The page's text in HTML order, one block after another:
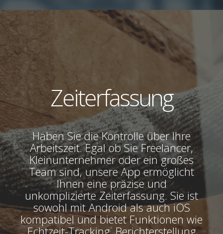
Zeiterfassung
Haben Sie die Kontrolle über Ihre
Arbeitszeit. Egal ob Sie Freelancer,
Kleinunternehmer oder ein großes
Team sind, unsere App ermöglicht
Ihnen eine präzise und
unkomplizierte Zeiterfassung. Sie ist
sowohl mit Android als auch iOS
kompatibel und bietet Funktionen wie
Echtzeit-Tracking, Berichterstellung